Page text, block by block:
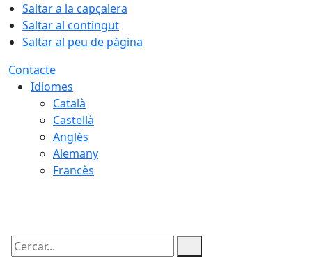
Saltar a la capçalera
Saltar al contingut
Saltar al peu de pàgina
Contacte
Idiomes
Català
Castellà
Anglès
Alemany
Francès
Cercar: